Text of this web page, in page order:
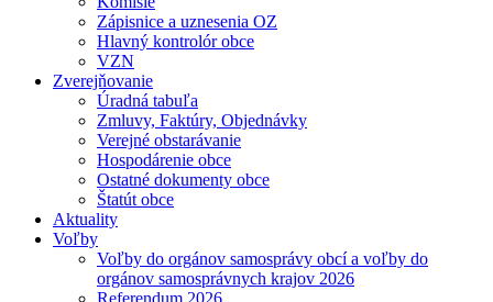
Zápisnice a uznesenia OZ
Hlavný kontrolór obce
VZN
Zverejňovanie
Úradná tabuľa
Zmluvy, Faktúry, Objednávky
Verejné obstarávanie
Hospodárenie obce
Ostatné dokumenty obce
Štatút obce
Aktuality
Voľby
Voľby do orgánov samosprávy obcí a voľby do
orgánov samosprávnych krajov 2026
Referendum 2026